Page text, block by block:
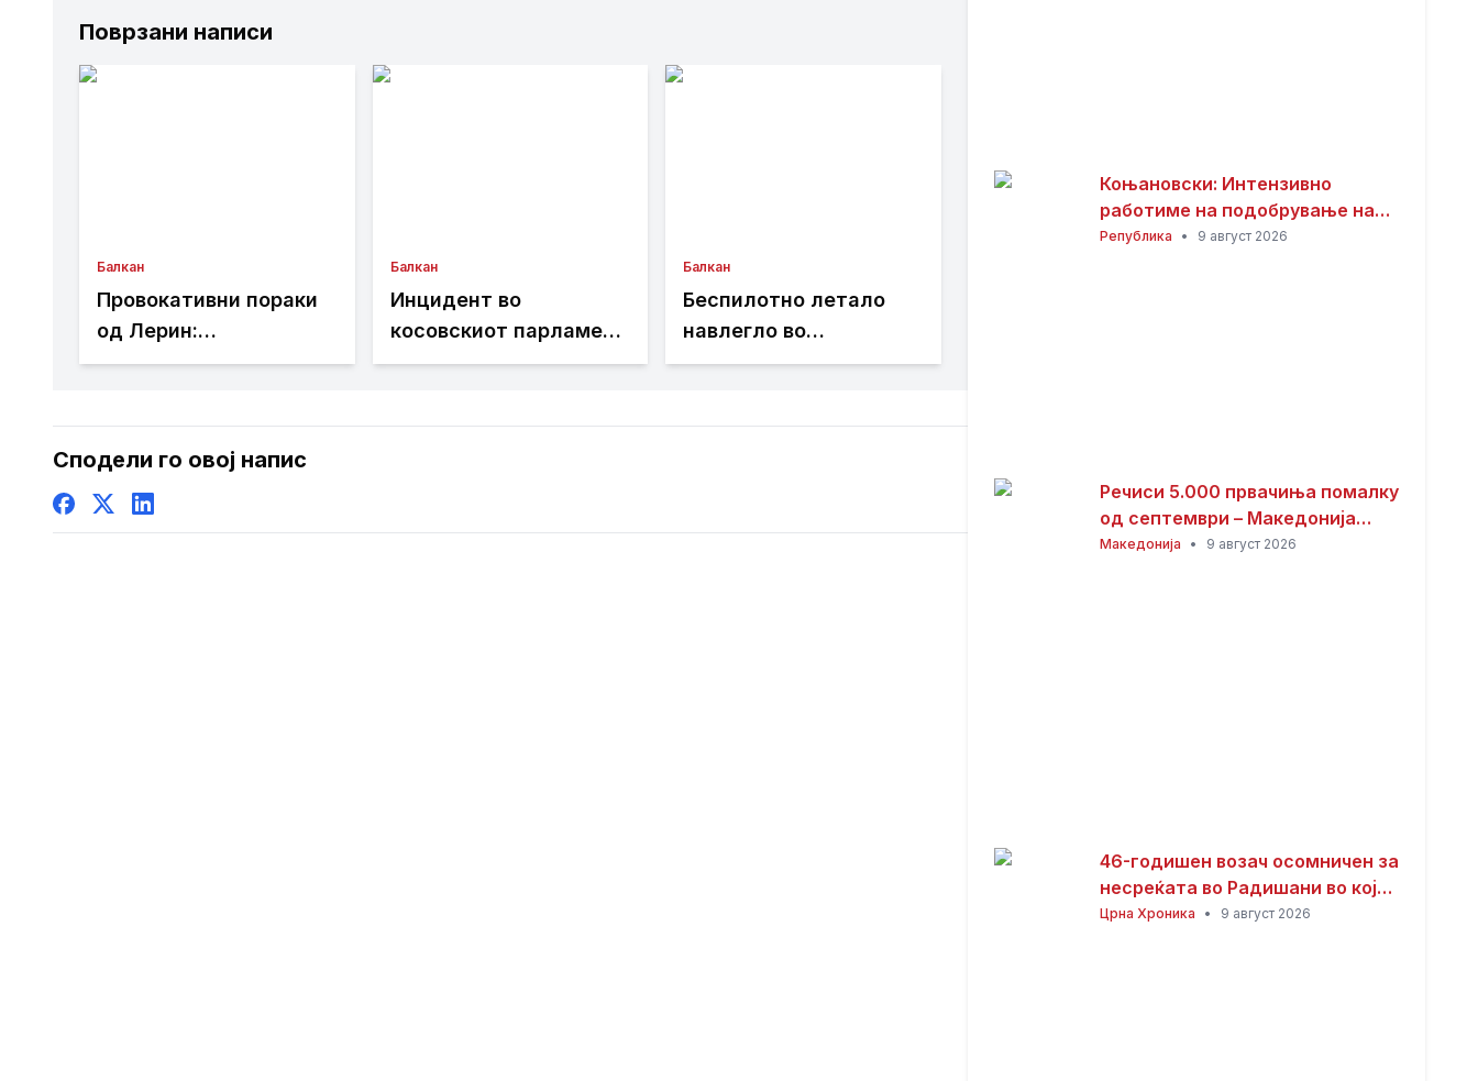
Поврзани написи
Балкан
Провокативни пораки
од Лерин:
Панмакедонските
светски собир со
пораки дека
грчка“
Балкан
Инцидент во
косовскиот парламент
(ВИДЕО)
Балкан
Беспилотно летало
навлегло во
бугарскиот воздушен
седница на Советот за
Сподели го овој напис
Коњановски: Интензивно
работиме на подобрување на
инфраструктурата во Битола
Република • 9 август 2026
Речиси 5.000 првачиња помалку
од септември – Македонија
останува без повеќе од 100
Македонија • 9 август 2026
46-годишен возач осомничен за
несреќата во Радишани во која
загина мотоциклист
Црна Хроника • 9 август 2026